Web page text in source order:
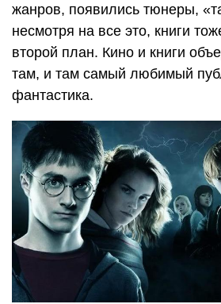
жанров, появились тюнеры,
несмотря на все это, книги
второй план. Кино и книги
там, и там самый любимый
фантастика.